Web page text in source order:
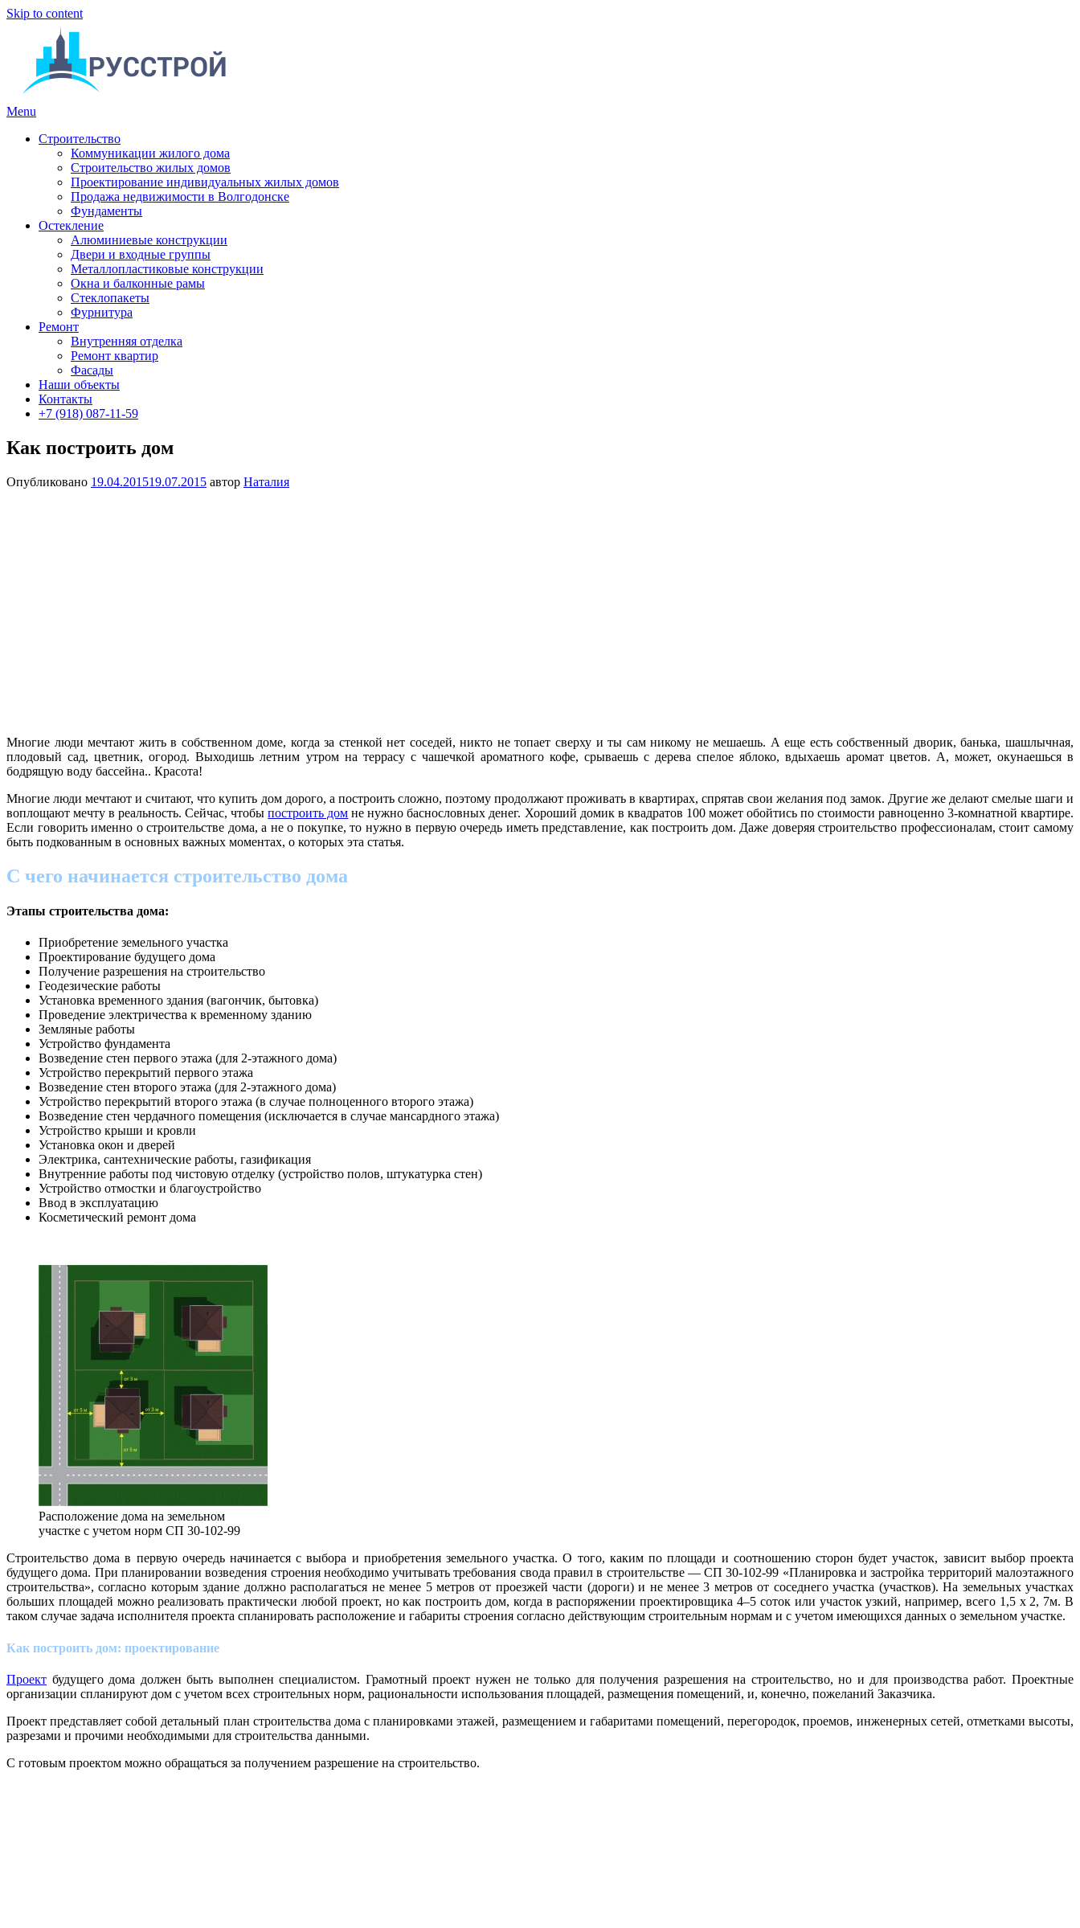
Skip to content
Menu
Строительство
Коммуникации жилого дома
Строительство жилых домов
Проектирование индивидуальных жилых домов
Продажа недвижимости в Волгодонске
Фундаменты
Остекление
Алюминиевые конструкции
Двери и входные группы
Металлопластиковые конструкции
Окна и балконные рамы
Стеклопакеты
Фурнитура
Ремонт
Внутренняя отделка
Ремонт квартир
Фасады
Наши объекты
Контакты
+7 (918) 087-11-59
Как построить дом
Опубликовано 19.04.201519.07.2015 автор Наталия
Многие люди мечтают жить в собственном доме, когда за стенкой нет соседей, никто не топает сверху и ты сам никому не мешаешь. А еще есть собственный дворик, банька, шашлычная,
плодовый сад, цветник, огород. Выходишь летним утром на террасу с чашечкой ароматного кофе, срываешь с дерева спелое яблоко, вдыхаешь аромат цветов. А, может, окунаешься в
бодрящую воду бассейна.. Красота!
Многие люди мечтают и считают, что купить дом дорого, а построить сложно, поэтому продолжают проживать в квартирах, спрятав свои желания под замок. Другие же делают смелые шаги и
воплощают мечту в реальность. Сейчас, чтобыпостроить дом не нужно баснословных денег. Хороший домик в квадратов 100 может обойтись по стоимости равноценно 3-комнатной квартире.
Если говорить именно о строительстве дома, а не о покупке, то нужно в первую очередь иметь представление, как построить дом. Даже доверяя строительство профессионалам, стоит самому
быть подкованным в основных важных моментах, о которых эта статья.
С чего начинается строительство дома
Этапы строительства дома:
Приобретение земельного участка
Проектирование будущего дома
Получение разрешения на строительство
Геодезические работы
Установка временного здания (вагончик, бытовка)
Проведение электричества к временному зданию
Земляные работы
Устройство фундамента
Возведение стен первого этажа (для 2-этажного дома)
Устройство перекрытий первого этажа
Возведение стен второго этажа (для 2-этажного дома)
Устройство перекрытий второго этажа (в случае полноценного второго этажа)
Возведение стен чердачного помещения (исключается в случае мансардного этажа)
Устройство крыши и кровли
Установка окон и дверей
Электрика, сантехнические работы, газификация
Внутренние работы под чистовую отделку (устройство полов, штукатурка стен)
Устройство отмостки и благоустройство
Ввод в эксплуатацию
Косметический ремонт дома
Расположение дома на земельном
участке с учетом норм СП 30-102-99
Строительство дома в первую очередь начинается с выбора и приобретения земельного участка. О того, каким по площади и соотношению сторон будет участок, зависит выбор проекта
будущего дома. При планировании возведения строения необходимо учитывать требования свода правил в строительстве — СП 30-102-99 «Планировка и застройка территорий малоэтажного
строительства», согласно которым здание должно располагаться не менее 5 метров от проезжей части (дороги) и не менее 3 метров от соседнего участка (участков). На земельных участках
больших площадей можно реализовать практически любой проект, но как построить дом, когда в распоряжении проектировщика 4–5 соток или участок узкий, например, всего 1,5 х 2, 7м. В
таком случае задача исполнителя проекта спланировать расположение и габариты строения согласно действующим строительным нормам и с учетом имеющихся данных о земельном участке.
Как построить дом: проектирование
Проект будущего дома должен быть выполнен специалистом. Грамотный проект нужен не только для получения разрешения на строительство, но и для производства работ. Проектные
организации спланируют дом с учетом всех строительных норм, рациональности использования площадей, размещения помещений, и, конечно, пожеланий Заказчика.
Проект представляет собой детальный план строительства дома с планировками этажей, размещением и габаритами помещений, перегородок, проемов, инженерных сетей, отметками высоты,
разрезами и прочими необходимыми для строительства данными.
С готовым проектом можно обращаться за получением разрешение на строительство.